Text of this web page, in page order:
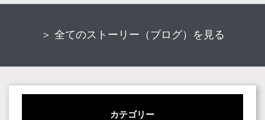
＞ 全てのストーリー（ブログ）を見る
カテゴリー